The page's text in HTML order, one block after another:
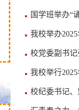
国学班举办“
我校举办
校党委副书
我校举行
校纪委书记